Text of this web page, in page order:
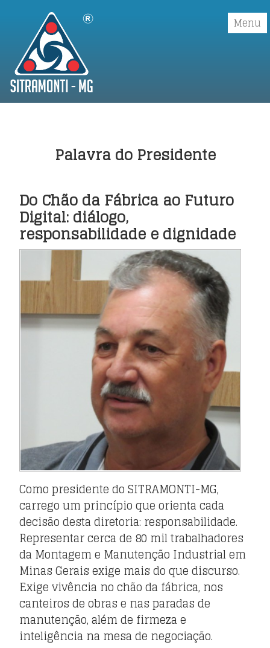
Menu
Convenções Coletivas▼
Sindicalizar
Boletos
Galerias▼
Notícias
Palavra do Presidente
Do Chão da Fábrica ao Futuro
Digital: diálogo,
responsabilidade e dignidade
Como presidente do SITRAMONTI-MG,
carrego um princípio que orienta cada
decisão desta diretoria: responsabilidade.
Representar cerca de 80 mil trabalhadores
da Montagem e Manutenção Industrial em
Minas Gerais exige mais do que discurso.
Exige vivência no chão da fábrica, nos
canteiros de obras e nas paradas de
manutenção, além de firmeza e
inteligência na mesa de negociação.